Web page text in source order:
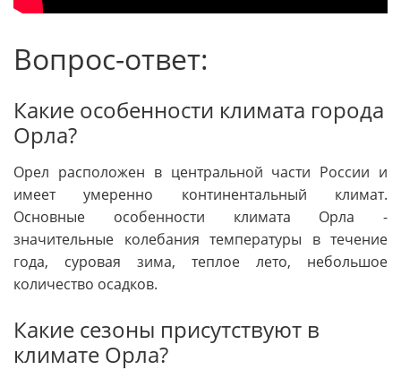
Вопрос-ответ:
Какие особенности климата города
Орла?
Орел расположен в центральной части России и
имеет умеренно континентальный климат.
Основные особенности климата Орла -
значительные колебания температуры в течение
года, суровая зима, теплое лето, небольшое
количество осадков.
Какие сезоны присутствуют в
климате Орла?